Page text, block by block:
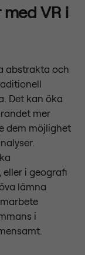
VR i
abstrakta och
Det kan öka
mer
dem möjlighet
i geografi
lämna
i